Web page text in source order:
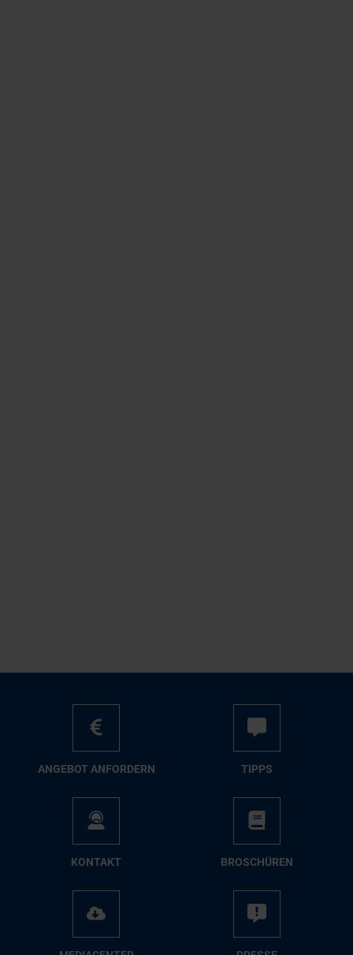
AN­GE­BOT AN­FOR­DERN TIPPS
KON­TAKT BRO­SCHÜ­REN